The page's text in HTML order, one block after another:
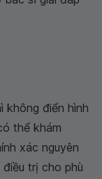
không điển hình
thể khám
xác nguyên
trị cho phù